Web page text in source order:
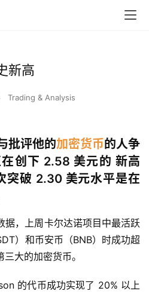
新高
Trading & Analysis
批评他的加密货币的人争
创下 2.58 美元的 新高
突破 2.30 美元水平是在
，上周卡尔达诺项目中最活跃
）和币安币（BNB）时成功超
大的加密货币。
的代币成功实现了 20% 以上